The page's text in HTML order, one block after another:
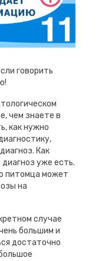
говорить
чем знаете в
как нужно
Как
уже есть.
питомца может
на
случае
большим и
достаточно